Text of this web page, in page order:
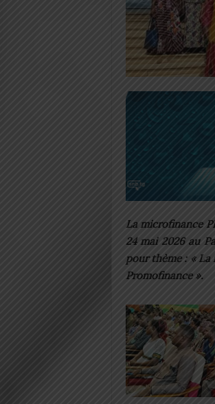
La microfinance
24 mai 2026 au
pour thème : « La
Promofinance ».